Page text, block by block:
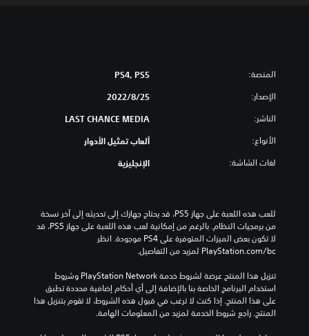
المنصة: PS4, PS5
الإصدار: 25‏/8‏/2022
الناشر: LAST CHANCE MEDIA
الأنواع: ألعاب تمثيل الأدوار
لغات الشاشة: الإنجليزية
‎PlayStation.com/bc لمزيد من التفاصيل.
المنتج. راجع شروط الخدمة لمزيد من المعلومات الهامة.